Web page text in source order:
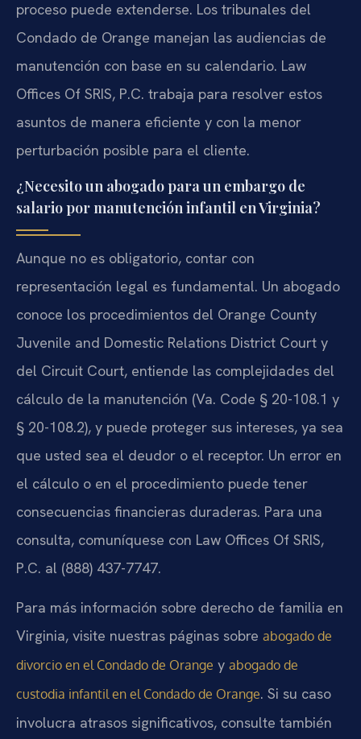
proceso puede extenderse. Los tribunales del
Condado de Orange manejan las audiencias de
manutención con base en su calendario. Law
Offices Of SRIS, P.C. trabaja para resolver estos
asuntos de manera eficiente y con la menor
perturbación posible para el cliente.
¿Necesito un abogado para un embargo de
salario por manutención infantil en Virginia?
Aunque no es obligatorio, contar con
representación legal es fundamental. Un abogado
conoce los procedimientos del Orange County
Juvenile and Domestic Relations District Court y
del Circuit Court, entiende las complejidades del
cálculo de la manutención (Va. Code § 20-108.1 y
§ 20-108.2), y puede proteger sus intereses, ya sea
que usted sea el deudor o el receptor. Un error en
el cálculo o en el procedimiento puede tener
consecuencias financieras duraderas. Para una
consulta, comuníquese con Law Offices Of SRIS,
P.C. al (888) 437-7747.
Para más información sobre derecho de familia en
Virginia, visite nuestras páginas sobre abogado de
divorcio en el Condado de Orange y abogado de
custodia infantil en el Condado de Orange. Si su caso
involucra atrasos significativos, consulte también